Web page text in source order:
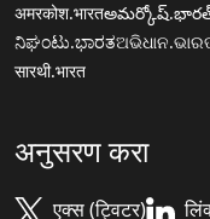
अमरकोश.भारत
ನಿಘಂಟು.ಭಾರತ
सारथी.भारत
अनुसरण करा
एक्स (ट्विटर)